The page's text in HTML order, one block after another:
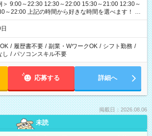
＞ 9:00～22:30 12:30～22:00 15:30～21:00 12:30～
ら好きな時間を選べます！ ※
となる可能性があります
/ 履歴書不要 / 副業・WワークOK / シフト勤務 /
し / パソコンスキル不要
応募する 詳細へ
掲載日：2026.08.06
未読